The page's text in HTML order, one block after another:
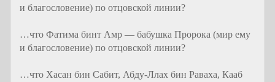
и благословение) по отцовской линии?
…что Фатима бинт Амр — бабушка Пророка (мир ему
и благословение) по отцовской линии?
…что Хасан бин Сабит, Абду-Ллах бин Раваха, Кааб